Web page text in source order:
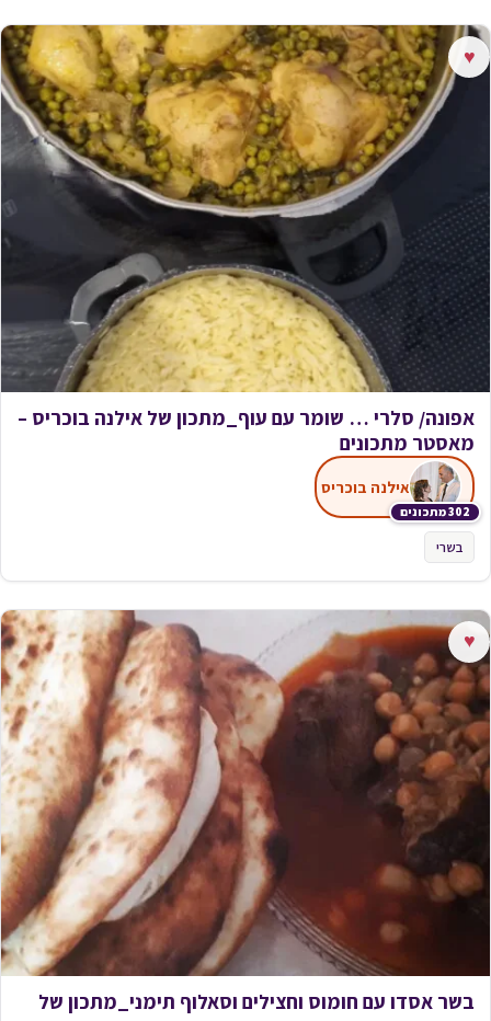
♥
אפונה/ סלרי … שומר עם עוף_מתכון של אילנה בוכריס –
מאסטר מתכונים
302 מתכונים
אילנה בוכריס
בשרי
♥
בשר אסדו עם חומוס וחצילים וסאלוף תימני_מתכון של